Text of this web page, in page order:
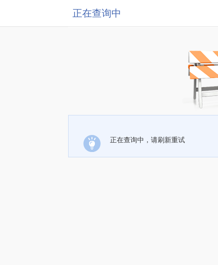
正在查询中
正在查询中，请刷新重试